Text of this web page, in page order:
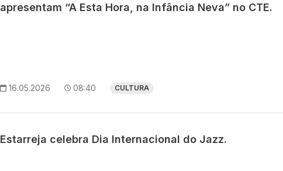
apresentam “A Esta Hora, na Infância Neva” no CTE.
16.05.2026 08:40 CULTURA
Estarreja celebra Dia Internacional do Jazz.